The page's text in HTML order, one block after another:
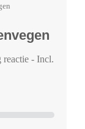
- Incl.